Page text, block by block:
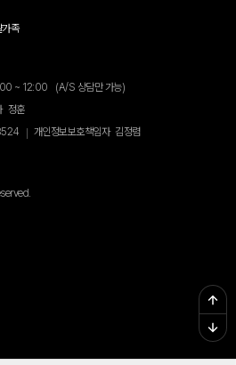
족
~ 12:00
(A/S 상담만 가능)
정훈
개인정보보호책임자 김정렴